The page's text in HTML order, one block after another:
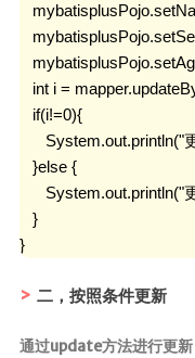
int i =
   if(i!=0){
   }else {
   }
}
二，按照条件更新
通过update方法进行更新